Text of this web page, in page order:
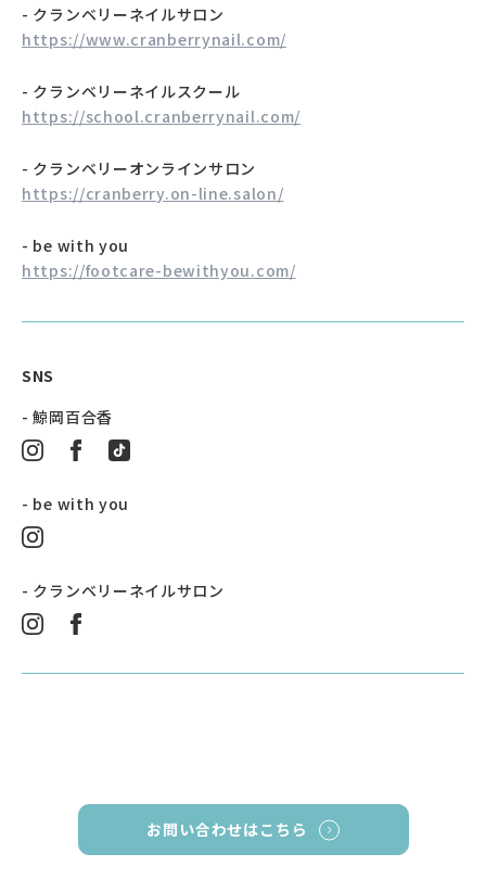
- クランベリーネイルサロン
https://www.cranberrynail.com/
- クランベリーネイルスクール
https://school.cranberrynail.com/
- クランベリーオンラインサロン
https://cranberry.on-line.salon/
- be with you
https://footcare-bewithyou.com/
SNS
- 鯨岡百合香
- be with you
- クランベリーネイルサロン
お問い合わせはこちら